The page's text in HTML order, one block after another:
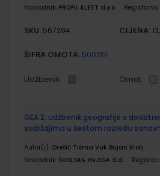
Nakladnik: PROFIL KLETT d.o.o.
SKU: 567294 CIJENA:
ŠIFRA OMOTA: 500261
Udžbenik Omot
GEA 2; udžbenik geografije s
sadržajima u šestom razredu
Autor(i): Orešić Tišma Vuk Bujan Kralj
Nakladnik: ŠKOLSKA KNJIGA d.d.